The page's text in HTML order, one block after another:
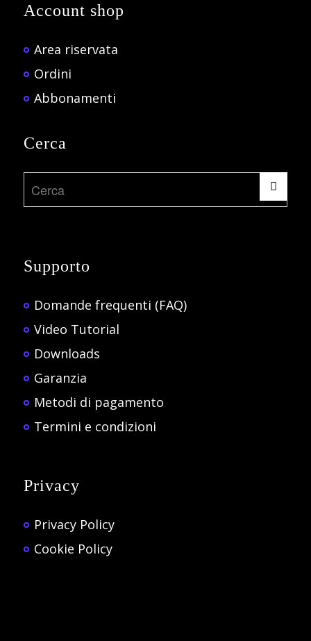
Account shop
Area riservata
Ordini
Abbonamenti
Cerca
Supporto
Domande frequenti (FAQ)
Video Tutorial
Downloads
Garanzia
Metodi di pagamento
Termini e condizioni
Privacy
Privacy Policy
Cookie Policy